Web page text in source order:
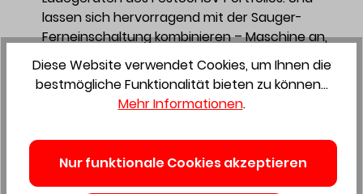
lassen sich hervorragend mit der Sauger-
Ferneinschaltung kombinieren – Maschine an,
Sauger an
Abgesichert: bei Registrierung 100 Tage nach
dem Kauf mit dem Festool Service rundum
abgesichert (festool.de/service/garantie-all-
Anwendungsschwerpunkte
Diese Website verwendet Cookies, um Ihnen die
bestmögliche Funktionalität bieten zu können...
Mehr Informationen.
Nur funktionale Cookies akzeptieren